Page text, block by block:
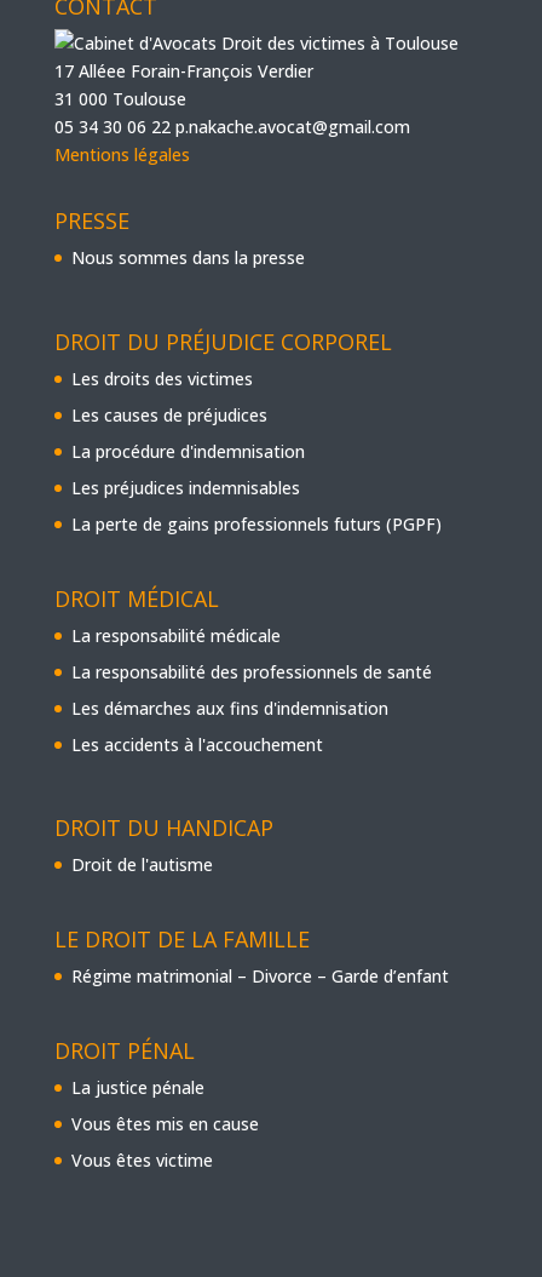
CONTACT
17 Alléee Forain-François Verdier
31 000 Toulouse
05 34 30 06 22 p.nakache.avocat@gmail.com
Mentions légales
PRESSE
Nous sommes dans la presse
DROIT DU PRÉJUDICE CORPOREL
Les droits des victimes
Les causes de préjudices
La procédure d'indemnisation
Les préjudices indemnisables
La perte de gains professionnels futurs (PGPF)
DROIT MÉDICAL
La responsabilité médicale
La responsabilité des professionnels de santé
Les démarches aux fins d'indemnisation
Les accidents à l'accouchement
DROIT DU HANDICAP
Droit de l'autisme
LE DROIT DE LA FAMILLE
Régime matrimonial – Divorce – Garde d’enfant
DROIT PÉNAL
La justice pénale
Vous êtes mis en cause
Vous êtes victime